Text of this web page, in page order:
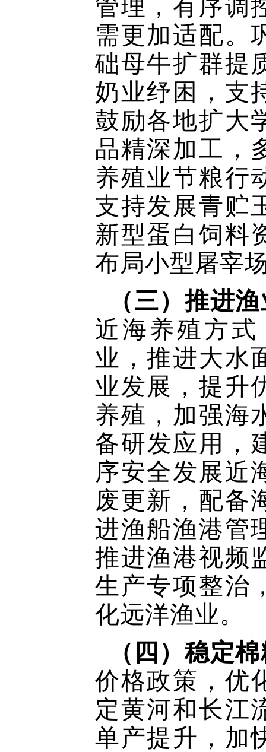
管理，有序调
需更加适配。
础母牛扩群提
奶业纾困，支
鼓励各地扩大
品精深加工，
养殖业节粮行
支持发展青贮
新型蛋白饲料
布局小型屠宰
（三）推进
近海养殖方
业，推进大水
业发展，提升
养殖，加强海
备研发应用，
序安全发展近
废更新，配备
进渔船渔港管
推进渔港视频
生产专项整治
化远洋渔业。
（四）稳定
价格政策，优
定黄河和长江
单产提升，加